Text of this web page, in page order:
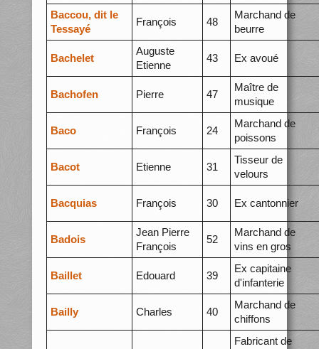
Baccou, dit le
Tessayé
François 48
Marchand de
beurre
Bachelet
Auguste
Etienne
43 Ex avoué
Bachofen Pierre 47
Maître de
musique
Baco François 24
Marchand de
poissons
Bacot Etienne 31
Tisseur de
velours
Bacquias François 30 Ex cantonnier
Badois
Jean Pierre
François
52
Marchand de
vins en gros
Baillet Edouard 39
Ex capitaine
d'infanterie
Bailly Charles 40
Marchand de
chiffons
Fabricant de